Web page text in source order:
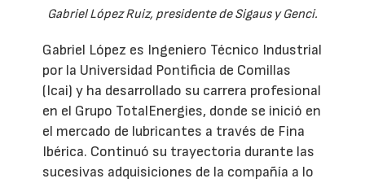
Gabriel López Ruiz, presidente de Sigaus y Genci.
Gabriel López es Ingeniero Técnico Industrial
por la Universidad Pontificia de Comillas
(Icai) y ha desarrollado su carrera profesional
en el Grupo TotalEnergies, donde se inició en
el mercado de lubricantes a través de Fina
Ibérica. Continuó su trayectoria durante las
sucesivas adquisiciones de la compañía a lo